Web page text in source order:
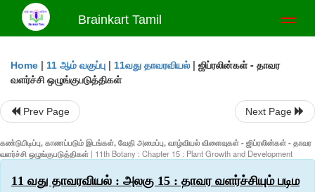
Brainkart Tamil
Home | 11 ஆம் வகுப்பு | 11வது தாவரவியல் | ஜிப்ரலின்கள் - தாவர
வளர்ச்சி ஒழுங்குபடுத்திகள்
Prev Page Next Page
கண்டுபிடிப்பு, காணப்படும் இடங்கள், வேதி அமைப்பு, வாழ்வியல் விளைவுகள் - ஜிப்ரலின்கள் - தாவர
வளர்ச்சி ஒழுங்குபடுத்திகள் | 11th Botany : Chapter 15 : Plant Growth and Development
11 வது தாவரவியல் : அலகு 15 : தாவர வளர்ச்சியும் படிம